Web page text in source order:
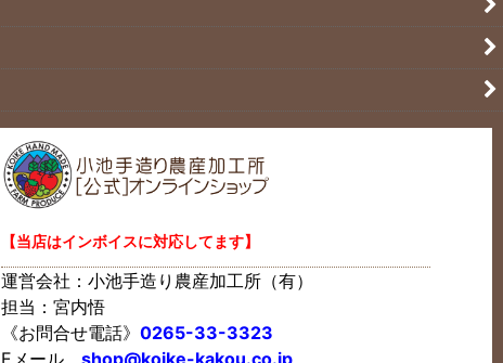
【当店はインボイスに対応してます】
運営会社：小池手造り農産加工所（有）
担当：宮内悟
《お問合せ電話》0265-33-3323
Eメールshop@koike-kakou.co.jp